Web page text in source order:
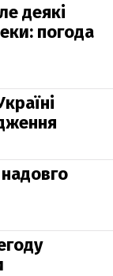
деякі
погода